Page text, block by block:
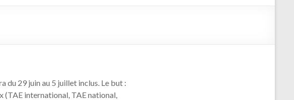
du 29 juin au 5 juillet inclus. Le but :
(TAE international, TAE national,